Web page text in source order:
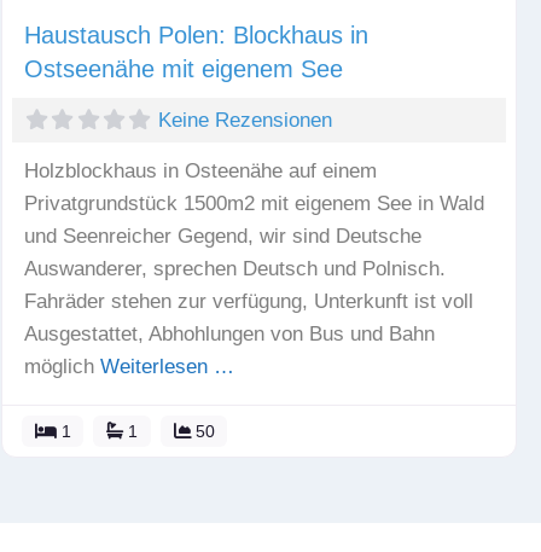
Haustausch Polen: Blockhaus in
Ostseenähe mit eigenem See
Keine Rezensionen
Holzblockhaus in Osteenähe auf einem
Privatgrundstück 1500m2 mit eigenem See in Wald
und Seenreicher Gegend, wir sind Deutsche
Auswanderer, sprechen Deutsch und Polnisch.
Fahräder stehen zur verfügung, Unterkunft ist voll
Ausgestattet, Abhohlungen von Bus und Bahn
möglich Weiterlesen …
1 1 50